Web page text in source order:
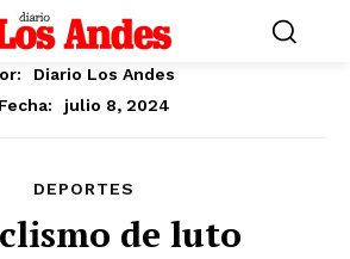
Diario Los Andes
Fecha:
julio 8, 2024
DEPORTES
de luto